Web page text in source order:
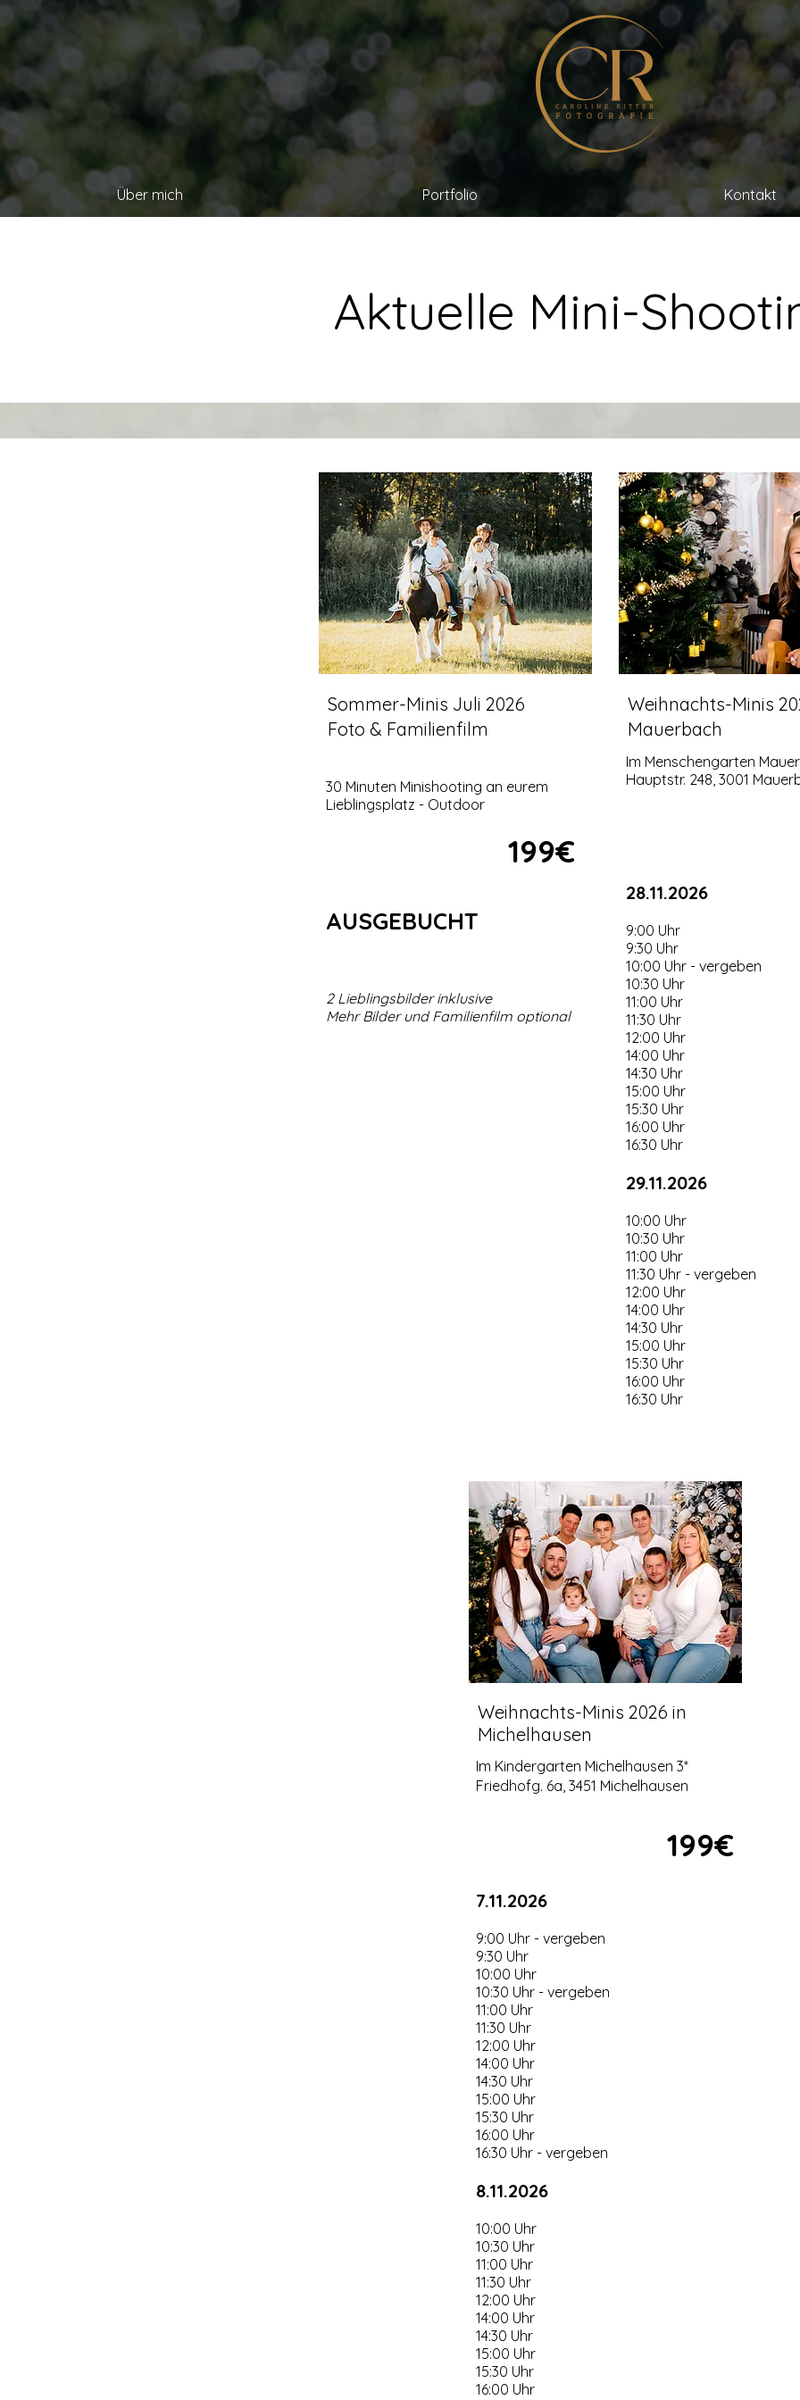
Über mich Portfolio Kontakt
Aktuelle Mini-
Sommer-Minis Juli 2026
Foto & Familienfilm
30 Minuten Minishooting an eurem
Lieblingsplatz - Outdoor
199€
AUSGEBUCHT
2 Lieblingsbilder inklusive
Mehr Bilder und Familienfilm optional
Weihnachts-Minis
Mauerbach
Im Menschengarten
Hauptstr. 248, 3001
28.11.2026
9:00 Uhr
9:30 Uhr
10:00 Uhr - vergeben
10:30 Uhr
11:00 Uhr
11:30 Uhr
12:00 Uhr
14:00 Uhr
14:30 Uhr
15:00 Uhr
15:30 Uhr
16:00 Uhr
16:30 Uhr
29.11.2026
10:00 Uhr
10:30 Uhr
11:00 Uhr
11:30 Uhr - vergeben
12:00 Uhr
14:00 Uhr
14:30 Uhr
15:00 Uhr
15:30 Uhr
16:00 Uhr
16:30 Uhr
Weihnachts-Minis 2026 in
Michelhausen
Im Kindergarten Michelhausen 3*
Friedhofg. 6a, 3451 Michelhausen
199€
7.11.2026
9:00 Uhr - vergeben
9:30 Uhr
10:00 Uhr
10:30 Uhr - vergeben
11:00 Uhr
11:30 Uhr
12:00 Uhr
14:00 Uhr
14:30 Uhr
15:00 Uhr
15:30 Uhr
16:00 Uhr
16:30 Uhr - vergeben
8.11.2026
10:00 Uhr
10:30 Uhr
11:00 Uhr
11:30 Uhr
12:00 Uhr
14:00 Uhr
14:30 Uhr
15:00 Uhr
15:30 Uhr
16:00 Uhr